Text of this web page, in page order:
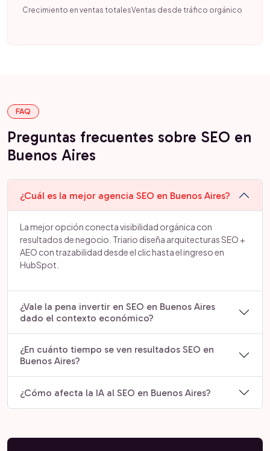
Crecimiento en ventas totalesVentas desde tráfico orgánico
FAQ
Preguntas frecuentes sobre SEO en
Buenos Aires
¿Cuál es la mejor agencia SEO en Buenos Aires?
La mejor opción conecta visibilidad orgánica con
resultados de negocio. Triario diseña arquitecturas SEO +
AEO con trazabilidad desde el clic hasta el ingreso en
HubSpot.
¿Vale la pena invertir en SEO en Buenos Aires
dado el contexto económico?
¿En cuánto tiempo se ven resultados SEO en
Buenos Aires?
¿Cómo afecta la IA al SEO en Buenos Aires?